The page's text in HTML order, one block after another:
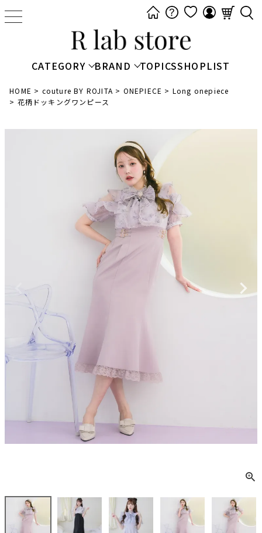
t
e
n
CATEGORY BRAND TOPICSSHOPLIST
HOME couture BY ROJITA ONEPIECE
Long onepiece
花柄ドッキングワンピース